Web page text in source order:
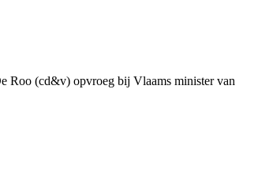
Roo (cd&v) opvroeg bij Vlaams minister van